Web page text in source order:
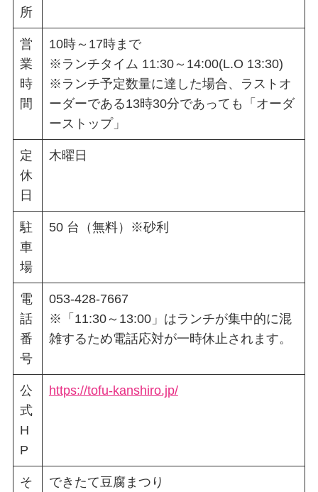
所
営
業
時
間
10時～17時まで
※ランチタイム 11:30～14:00(L.O 13:30)
※ランチ予定数量に達した場合、ラストオ
ーダーである13時30分であっても「オーダ
ーストップ」
定
休
日
木曜日
駐
車
場
50 台（無料）※砂利
電
話
番
号
053-428-7667
※「11:30～13:00」はランチが集中的に混
雑するため電話応対が一時休止されます。
公
式
H
P
https://tofu-kanshiro.jp/
そ できたて豆腐まつり